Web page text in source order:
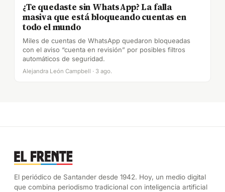
¿Te quedaste sin WhatsApp? La falla
masiva que está bloqueando cuentas en
todo el mundo
Miles de cuentas de WhatsApp quedaron bloqueadas
con el aviso “cuenta en revisión” por posibles filtros
automáticos de seguridad.
Alejandra León Campbell · 3 ago.
El periódico de Santander desde 1942. Hoy, un medio digital
que combina periodismo tradicional con inteligencia artificial